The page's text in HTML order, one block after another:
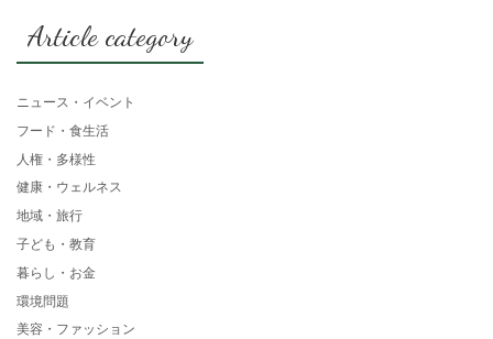
Article category
ニュース・イベント
フード・食生活
人権・多様性
健康・ウェルネス
地域・旅行
子ども・教育
暮らし・お金
環境問題
美容・ファッション